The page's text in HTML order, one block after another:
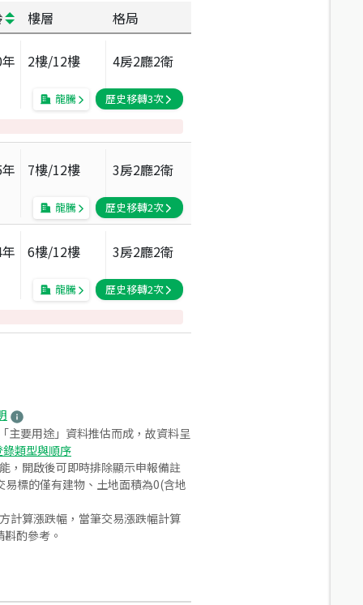
樓層 格局
年 2樓/12樓 4房2廳2衛
龍騰 歷史移轉3次
年 7樓/12樓 3房2廳2衛
龍騰 歷史移轉2次
年 6樓/12樓 3房2廳2衛
龍騰 歷史移轉2次
主要用途」資料推估而成，故資料呈
類型與順序
，開啟後可即時排除顯示申報備註
標的僅有建物、土地面積為0(含地
計算漲跌幅，當筆交易漲跌幅計算
酌參考。